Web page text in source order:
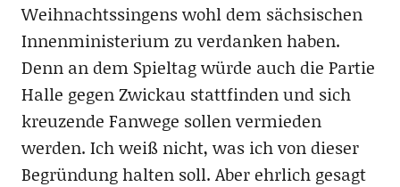
Weihnachtssingens wohl dem sächsischen
Innenministerium zu verdanken haben.
Denn an dem Spieltag würde auch die Partie
Halle gegen Zwickau stattfinden und sich
kreuzende Fanwege sollen vermieden
werden. Ich weiß nicht, was ich von dieser
Begründung halten soll. Aber ehrlich gesagt